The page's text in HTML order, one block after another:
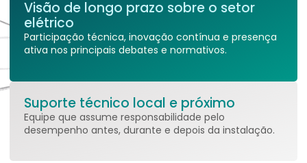
Visão de longo prazo sobre o setor
elétrico
Participação técnica, inovação contínua e presença
ativa nos principais debates e normativos.
Suporte técnico local e próximo
Equipe que assume responsabilidade pelo
desempenho antes, durante e depois da instalação.